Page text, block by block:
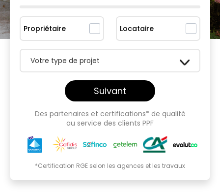
Propriétaire Locataire
Votre type de projet
Suivant
Des partenaires et certifications* de qualité
au service des clients PPF
*Certification RGE selon les agences et les travaux